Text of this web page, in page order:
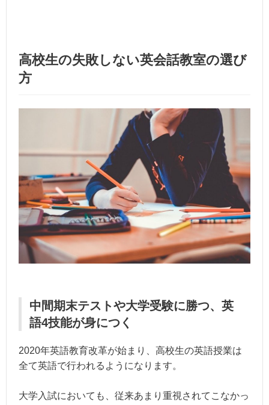
高校生の失敗しない英会話教室の選び
方
中間期末テストや大学受験に勝つ、英
語4技能が身につく
2020年英語教育改革が始まり、高校生の英語授業は
全て英語で行われるようになります。
大学入試においても、従来あまり重視されてこなかっ